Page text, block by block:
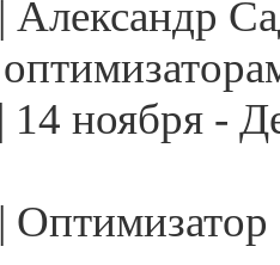
| Александр
| 14 ноября -
| Оптимизатор